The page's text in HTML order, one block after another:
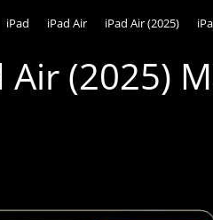
iPad iPad Air iPad Air (2025)
Air (2025)